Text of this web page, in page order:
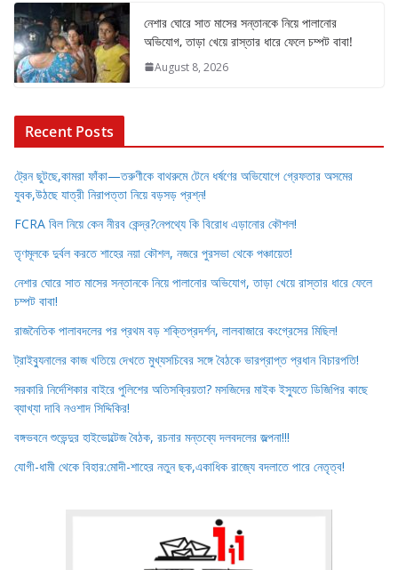
নেশার ঘোরে সাত মাসের সন্তানকে নিয়ে পালানোর
অভিযোগ, তাড়া খেয়ে রাস্তার ধারে ফেলে চম্পট বাবা!
August 8, 2026
Recent Posts
ট্রেন ছুটছে,কামরা ফাঁকা—তরুণীকে বাথরুমে টেনে ধর্ষণের অভিযোগে গ্রেফতার অসমের
যুবক,উঠছে যাত্রী নিরাপত্তা নিয়ে বড়সড় প্রশ্ন!
FCRA বিল নিয়ে কেন নীরব কেন্দ্র?নেপথ্যে কি বিরোধ এড়ানোর কৌশল!
তৃণমূলকে দুর্বল করতে শাহের নয়া কৌশল, নজরে পুরসভা থেকে পঞ্চায়েত!
নেশার ঘোরে সাত মাসের সন্তানকে নিয়ে পালানোর অভিযোগ, তাড়া খেয়ে রাস্তার ধারে ফেলে
চম্পট বাবা!
রাজনৈতিক পালাবদলের পর প্রথম বড় শক্তিপ্রদর্শন, লালবাজারে কংগ্রেসের মিছিল!
ট্রাইব্যুনালের কাজ খতিয়ে দেখতে মুখ্যসচিবের সঙ্গে বৈঠকে ভারপ্রাপ্ত প্রধান বিচারপতি!
সরকারি নির্দেশিকার বাইরে পুলিশের অতিসক্রিয়তা? মসজিদের মাইক ইস্যুতে ডিজিপির কাছে
ব্যাখ্যা দাবি নওশাদ সিদ্দিকির!
বঙ্গভবনে শুভেন্দুর হাইভোল্টেজ বৈঠক, রচনার মন্তব্যে দলবদলের জল্পনা!!!
যোগী-ধামী থেকে বিহার:মোদী-শাহের নতুন ছক,একাধিক রাজ্যে বদলাতে পারে নেতৃত্ব!